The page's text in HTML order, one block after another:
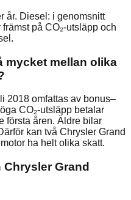
år. Diesel: i genomsnitt
på CO₂-utsläpp och
mycket mellan olika
2018 omfattas av bonus–
CO₂-utsläpp betalar
första åren. Äldre bilar
kan två Chrysler Grand
ha helt olika skatt.
Grand